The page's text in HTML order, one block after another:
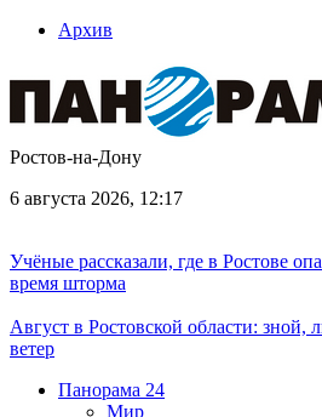
Архив
Ростов-на-Дону
6 августа 2026, 12:17
Учёные рассказали, где в Ростове
время шторма
Август в Ростовской области:
ветер
Панорама 24
Мир